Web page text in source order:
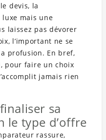
devis, la
luxe mais une
laissez pas dévorer
l’important ne se
profusion. En bref,
pour faire un choix
jamais rien
sa
le type d’offre
rassure,